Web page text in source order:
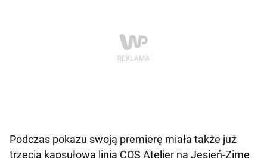
Podczas pokazu swoją premierę miała także już
trzecia kapsułowa linia COS Atelier na Jesień-Zimę